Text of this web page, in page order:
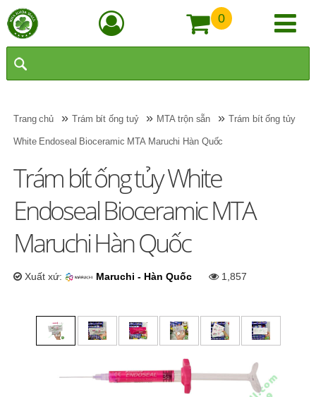
0
Trang chủ »Trám bít ống tuỷ » MTA trộn sẵn »Trám bít ống tủy
White Endoseal Bioceramic MTA Maruchi Hàn Quốc
Trám bít ống tủy White
Endoseal Bioceramic MTA
Maruchi Hàn Quốc
Xuất xứ: Maruchi - Hàn Quốc 1,857